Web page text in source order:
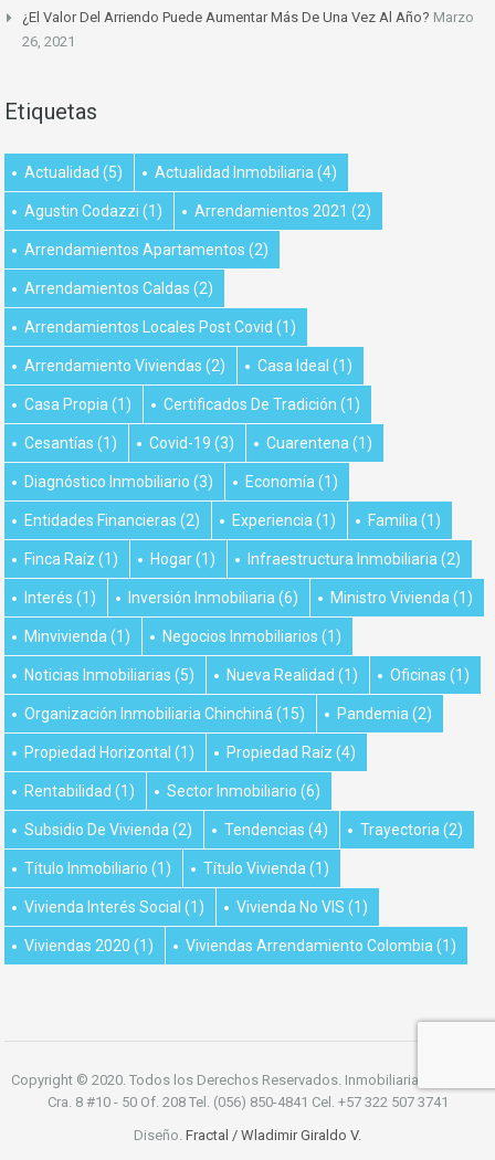
¿El Valor Del Arriendo Puede Aumentar Más De Una Vez Al Año? Marzo
26, 2021
Etiquetas
Actualidad (5) Actualidad Inmobiliaria (4)
Agustin Codazzi (1) Arrendamientos 2021 (2)
Arrendamientos Apartamentos (2)
Arrendamientos Caldas (2)
Arrendamientos Locales Post Covid (1)
Arrendamiento Viviendas (2) Casa Ideal (1)
Casa Propia (1) Certificados De Tradición (1)
Cesantías (1) Covid-19 (3) Cuarentena (1)
Diagnóstico Inmobiliario (3) Economía (1)
Entidades Financieras (2) Experiencia (1) Familia (1)
Finca Raíz (1) Hogar(1) Infraestructura Inmobiliaria (2)
Interés (1) Inversión Inmobiliaria (6) Ministro Vivienda (1)
Minvivienda (1) Negocios Inmobiliarios (1)
Noticias Inmobiliarias (5) Nueva Realidad (1) Oficinas (1)
Organización Inmobiliaria Chinchiná (15) Pandemia (2)
Propiedad Horizontal (1) Propiedad Raíz (4)
Rentabilidad (1) Sector Inmobiliario (6)
Subsidio De Vivienda (2) Tendencias (4) Trayectoria (2)
Título Inmobiliario (1) Título Vivienda (1)
Vivienda Interés Social (1) Vivienda No VIS (1)
Viviendas 2020 (1) Viviendas Arrendamiento Colombia (1)
Copyright © 2020. Todos los Derechos Reservados. Inmobiliaria Chinchiná
Cra. 8 #10 - 50 Of. 208 Tel. (056) 850-4841 Cel. +57 322 507 3741
Diseño. Fractal / Wladimir Giraldo V.